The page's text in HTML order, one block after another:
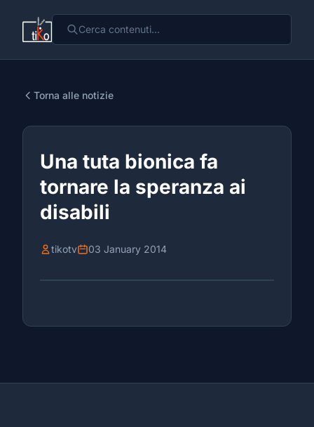
Torna alle notizie
Una tuta bionica fa
tornare la speranza ai
disabili
tikotv 03 January 2014